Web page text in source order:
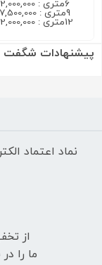
9متری : 17,500,000 تومان
12متری : 22,000,000 تومان
پیشنهادات شگفت
نماد اعتماد
از
ما را